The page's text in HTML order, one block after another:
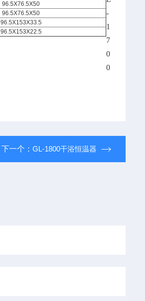
96.5X76.5X50
96.5X76.5X50
96.5X153X33.5
96.5X153X22.5
下一个： GL-1800干浴恒温器